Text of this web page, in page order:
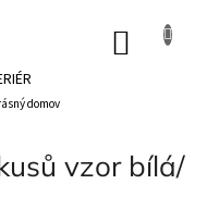
domov
vzor bílá/